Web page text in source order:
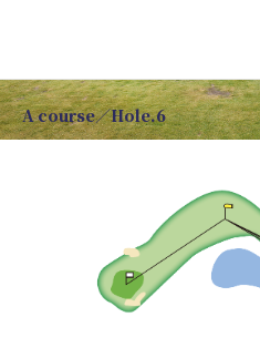
A course／Hole.6